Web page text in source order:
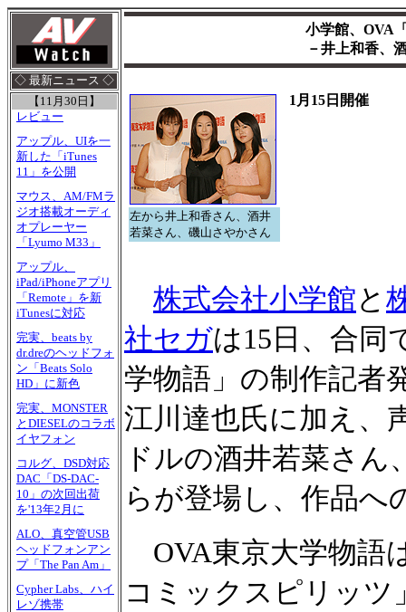
◇ 最新ニュース ◇
【11月30日】
レビュー
アップル、UIを一
新した「iTunes
11」を公開
マウス、AM/FMラ
ジオ搭載オーディ
オプレーヤー
「Lyumo M33」
アップル、
iPad/iPhoneアプリ
「Remote」を新
iTunesに対応
完実、beats by
dr.dreのヘッドフォ
ン「Beats Solo
HD」に新色
完実、MONSTER
とDIESELのコラボ
イヤフォン
コルグ、DSD対応
DAC「DS-DAC-
10」の次回出荷
を'13年2月に
ALO、真空管USB
ヘッドフォンアン
プ「The Pan Am」
Cypher Labs、ハイ
レゾ携帯
小学館、OVA
－井上和香、
左から井上和香さん、酒井
若菜さん、磯山さやかさん
1月15日開催
株式会社小学館と
社セガは15日、合同
学物語」の制作記者
江川達也氏に加え、
ドルの酒井若菜さ
らが登場し、作品へ
OVA東京大学物語
コミックスピリッツ